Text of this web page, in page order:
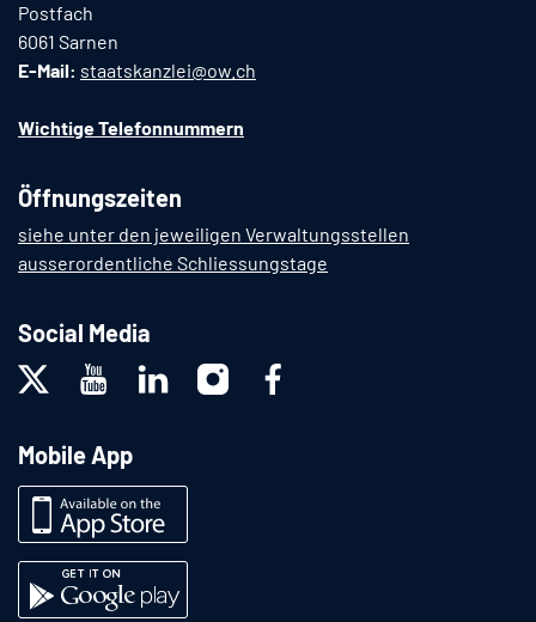
Postfach
6061 Sarnen
E-Mail: staatskanzlei@ow.ch
Wichtige Telefonnummern
Öffnungszeiten
siehe unter den jeweiligen Verwaltungsstellen
ausserordentliche Schliessungstage
Social Media
Mobile App